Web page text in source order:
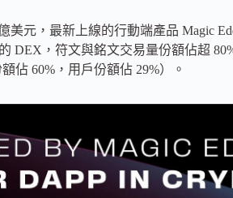
元，最新上線的行動端產品 Magic
DEX，符文與銘文交易量份額佔超
佔 60%，用戶份額佔 29%）。